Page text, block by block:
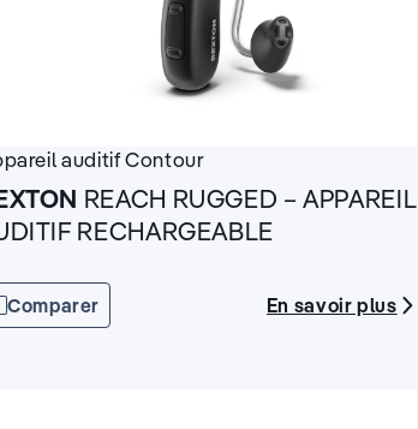
auditifContour
REACH RUGGED – APPAREIL
RECHARGEABLE
Comparer En savoir plus